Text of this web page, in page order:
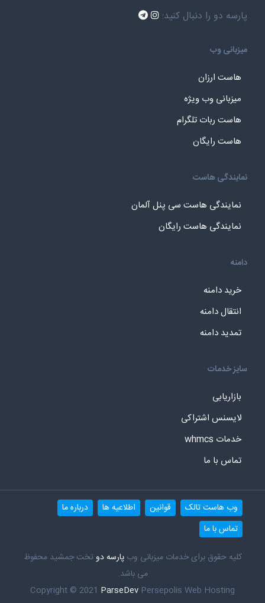
پارسه دو را دنبال کنید:
میزبانی وب
هاست ارزان
میزبانی وب ویژه
هاست ربات تلگرام
هاست رایگان
نمایندگی هاست
نمایندگی هاست سی پنل آلمان
نمایندگی هاست رایگان
دامنه
خرید دامنه
انتقال دامنه
تمدید دامنه
سایز خدمات
بازاریابی
لایسنس اشتراکی
خدمات whmcs
تماس با ما
وب هاست تالک قوانین اطلاعیه ها
درباره ما
تماس با ما
کلیه حقوق برای خدمات میزبانی وبپارسه دوتخت جمشید محفوظ
می باشد.
Copyright © 2021 ParseDev Persepolis Web Hosting